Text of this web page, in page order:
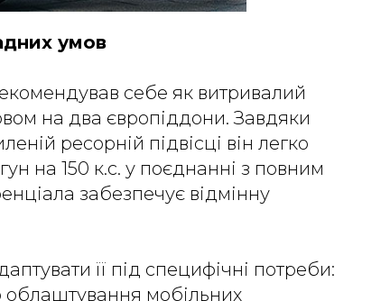
умов
себе як витривалий
на два європіддони. Завдяки
ресорній підвісці він легко
на 150 к.с. у поєднанні з повним
забезпечує відмінну
її під специфічні потреби:
облаштування мобільних